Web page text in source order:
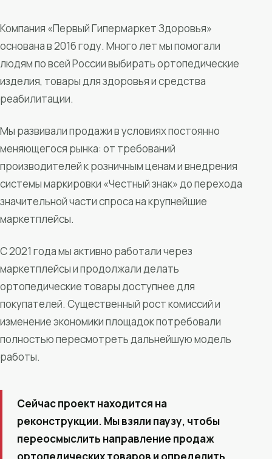
Компания «Первый Гипермаркет Здоровья»
основана в 2016 году. Много лет мы помогали
людям по всей России выбирать ортопедические
изделия, товары для здоровья и средства
реабилитации.
Мы развивали продажи в условиях постоянно
меняющегося рынка: от требований
производителей к розничным ценам и внедрения
системы маркировки «Честный знак» до перехода
значительной части спроса на крупнейшие
маркетплейсы.
С 2021 года мы активно работали через
маркетплейсы и продолжали делать
ортопедические товары доступнее для
покупателей. Существенный рост комиссий и
изменение экономики площадок потребовали
полностью пересмотреть дальнейшую модель
работы.
Сейчас проект находится на
реконструкции. Мы взяли паузу, чтобы
переосмыслить направление продаж